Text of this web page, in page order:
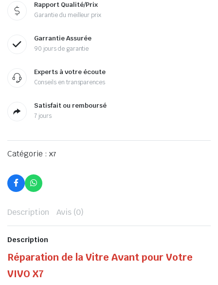
Rapport Qualité/Prix
Garantie du meilleur prix
Garrantie Assurée
90 jours de garantie
Experts à votre écoute
Conseils en transparences
Satisfait ou remboursé
7 jours
Catégorie : X7
Description Avis (0)
Description
Réparation de la Vitre Avant pour Votre
VIVO X7